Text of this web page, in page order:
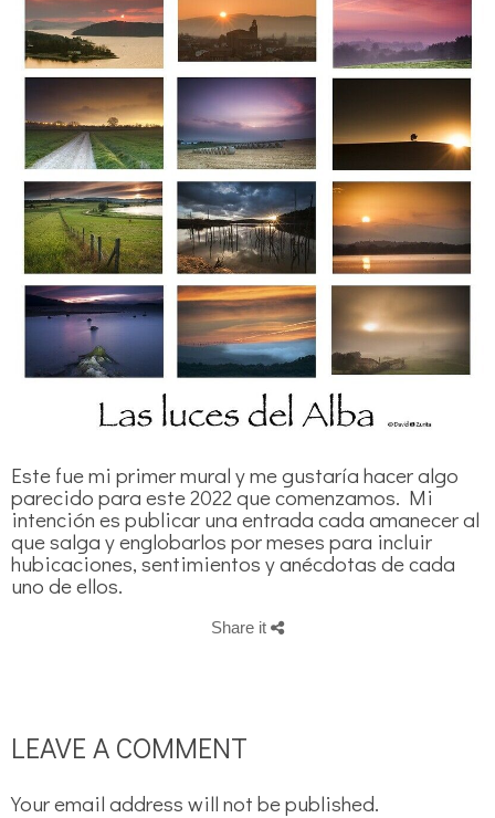
Este fue mi primer mural y me gustaría hacer algo
parecido para este 2022 que comenzamos. Mi
intención es publicar una entrada cada amanecer al
que salga y englobarlos por meses para incluir
hubicaciones, sentimientos y anécdotas de cada
uno de ellos.
Share it
LEAVE A COMMENT
Your email address will not be published.